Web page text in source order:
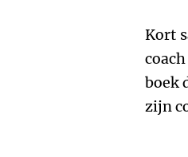
Kort
boek
zijn